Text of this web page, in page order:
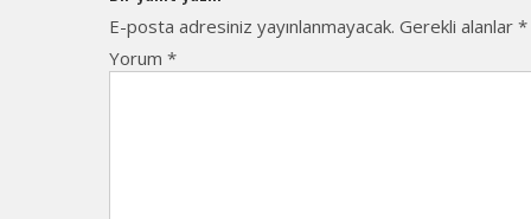
E-posta adresiniz yayınlanmayacak. Gerekli alanlar *
Yorum *